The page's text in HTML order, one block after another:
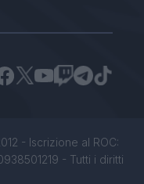
- Iscrizione al ROC:
- Tutti i diritti